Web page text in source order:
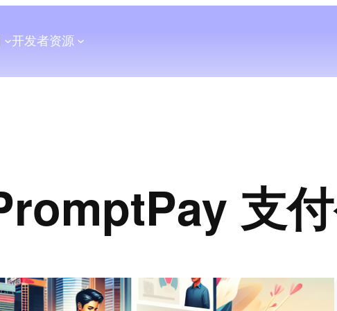
开发者资源
支